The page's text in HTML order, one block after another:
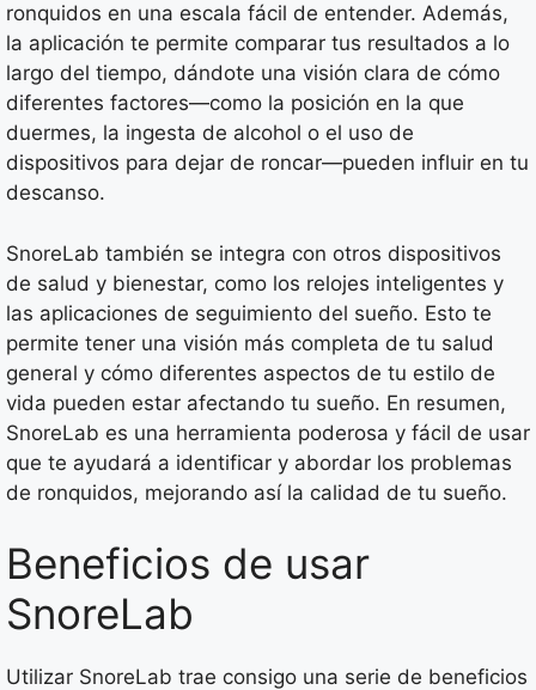
ronquidos en una escala fácil de entender. Además,
la aplicación te permite comparar tus resultados a lo
largo del tiempo, dándote una visión clara de cómo
diferentes factores—como la posición en la que
duermes, la ingesta de alcohol o el uso de
dispositivos para dejar de roncar—pueden influir en tu
descanso.
SnoreLab también se integra con otros dispositivos
de salud y bienestar, como los relojes inteligentes y
las aplicaciones de seguimiento del sueño. Esto te
permite tener una visión más completa de tu salud
general y cómo diferentes aspectos de tu estilo de
vida pueden estar afectando tu sueño. En resumen,
SnoreLab es una herramienta poderosa y fácil de usar
que te ayudará a identificar y abordar los problemas
de ronquidos, mejorando así la calidad de tu sueño.
Beneficios de usar
SnoreLab
Utilizar SnoreLab trae consigo una serie de beneficios